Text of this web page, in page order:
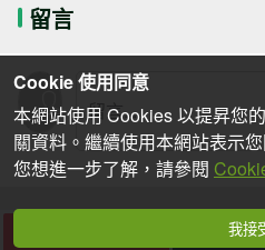
留言
下
Cookie 使用同意
本網站使用 Cookies 以提昇您
關資料。繼續使用本網站表示
您想進一步了解，請參閱
我接